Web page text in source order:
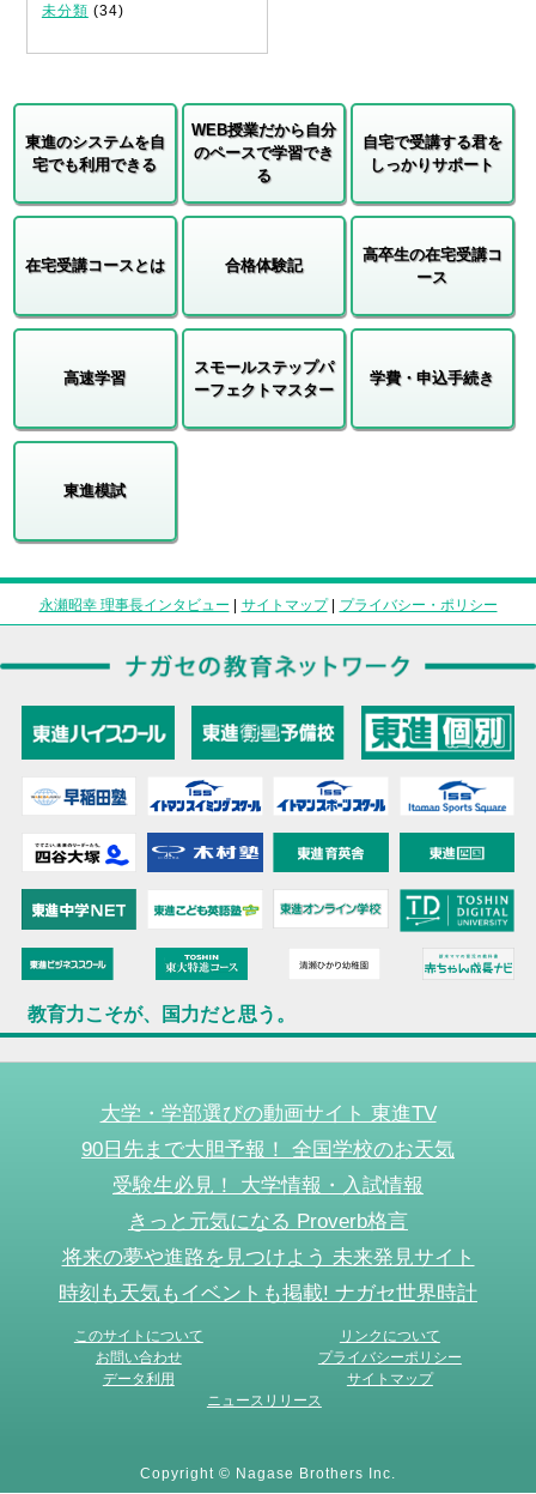
未分類 (34)
東進のシステムを自
宅でも利用できる
WEB授業だから自分
のペースで学習でき
る
自宅で受講する君を
しっかりサポート
在宅受講コースとは 合格体験記
高卒生の在宅受講コ
ース
高速学習
スモールステップパ
ーフェクトマスター
学費・申込手続き
東進模試
永瀬昭幸 理事長インタビュー サイトマップ| プライバシー・ポリシー
教育力こそが、国力だと思う。
大学・学部選びの動画サイト 東進TV
90日先まで大胆予報！ 全国学校のお天気
受験生必見！ 大学情報・入試情報
きっと元気になる Proverb格言
将来の夢や進路を見つけよう 未来発見サイト
時刻も天気もイベントも掲載! ナガセ世界時計
このサイトについて
リンクについて
お問い合わせ
プライバシーポリシー
データ利用
サイトマップ
ニュースリリース
Copyright © Nagase Brothers Inc.